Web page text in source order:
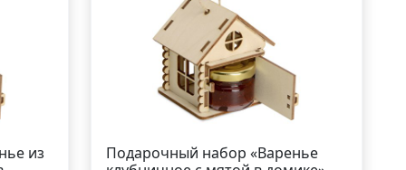
из
Подарочный набор «Варенье